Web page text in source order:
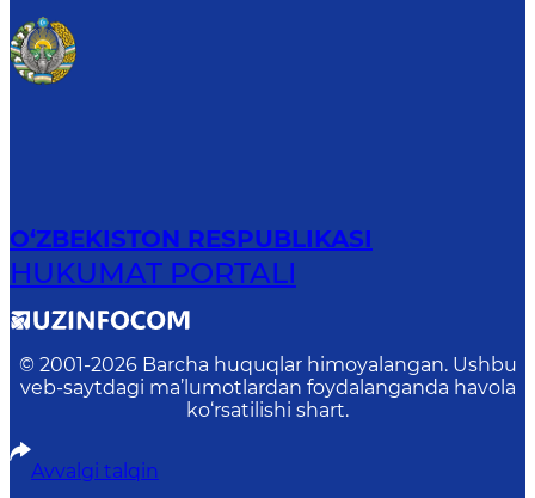
O‘ZBEKISTON RESPUBLIKASI
HUKUMAT PORTALI
© 2001-2026 Barcha huquqlar himoyalangan. Ushbu
veb-saytdagi ma’lumotlardan foydalanganda havola
ko‘rsatilishi shart.
Avvalgi talqin